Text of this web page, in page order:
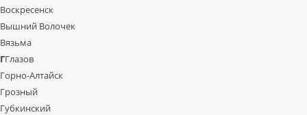
Воскресенск
Вышний Волочек
Вязьма
ГГлазов
Горно-Алтайск
Грозный
Губкинский